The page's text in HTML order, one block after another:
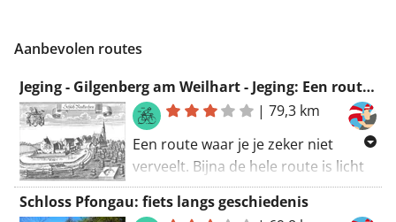
Aanbevolen routes
Jeging - Gilgenberg am Weilhart - Jeging: Een route om van te genieten
|79,3 km
Een route waar je je zeker niet
verveelt. Bijna de hele route is licht
heuvelachtig. Deze route mag van
mij rekenen op een 9/10!
Schloss Pfongau: fiets langs geschiedenis